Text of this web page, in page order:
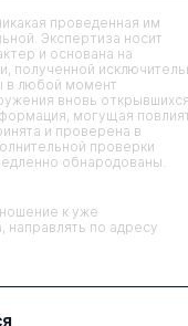
проведенная им
Экспертиза носит
и основана на
полученной
в любой момент
вновь
могущая
и проверена в
проверки
обнародованы.
к уже
по адресу